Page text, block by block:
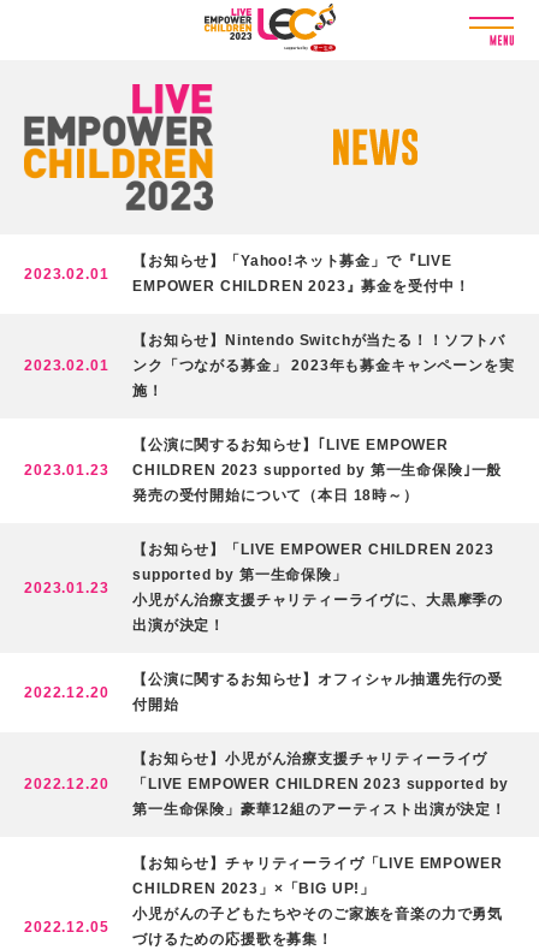
L
E
E
M
P
O
R
C
I
L
E
N
2
2
3
2023.02.01
【お知らせ】「Yahoo!ネット募金」で『LIVE
EMPOWER CHILDREN 2023』募金を受付中！
2023.02.01
【お知らせ】Nintendo Switchが当たる！！ソフトバ
ンク「つながる募金」 2023年も募金キャンペーンを実
施！
2023.01.23
【公演に関するお知らせ】｢LIVE EMPOWER
CHILDREN 2023 supported by 第一生命保険｣一般
発売の受付開始について（本日 18時～）
2023.01.23
【お知らせ】「LIVE EMPOWER CHILDREN 2023
supported by 第一生命保険」
小児がん治療支援チャリティーライヴに、大黒摩季の
出演が決定！
2022.12.20
【公演に関するお知らせ】オフィシャル抽選先行の受
付開始
2022.12.20
【お知らせ】小児がん治療支援チャリティーライヴ
「LIVE EMPOWER CHILDREN 2023 supported by
第一生命保険」豪華12組のアーティスト出演が決定！
2022.12.05
【お知らせ】チャリティーライヴ「LIVE EMPOWER
CHILDREN 2023」×「BIG UP!」
小児がんの子どもたちやそのご家族を音楽の力で勇気
づけるための応援歌を募集！